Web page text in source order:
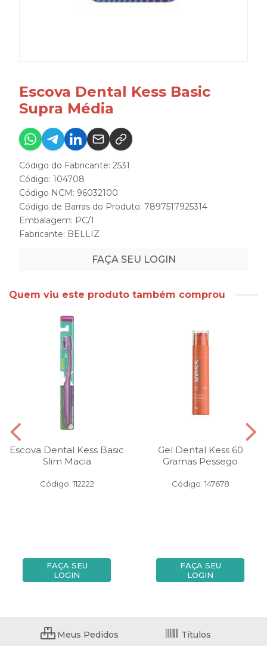
Escova Dental Kess Basic
Supra Média
Código do Fabricante: 2531
Código: 104708
Código NCM: 96032100
Código de Barras do Produto: 7897517925314
Embalagem: PC/1
Fabricante: BELLIZ
FAÇA SEU LOGIN
Quem viu este produto também comprou
Escova Dental Kess Basic
Slim Macia
Código: 112222
FAÇA SEU
LOGIN
Gel Dental Kess 60
Gramas Pessego
Código: 147678
FAÇA SEU
LOGIN
Meus Pedidos Títulos